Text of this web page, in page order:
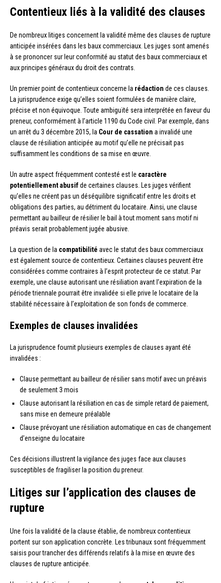
Contentieux liés à la validité des clauses
De nombreux litiges concernent la validité même des clauses de rupture
anticipée insérées dans les baux commerciaux. Les juges sont amenés
à se prononcer sur leur conformité au statut des baux commerciaux et
aux principes généraux du droit des contrats.
Un premier point de contentieux concerne la rédaction de ces clauses.
La jurisprudence exige qu’elles soient formulées de manière claire,
précise et non équivoque. Toute ambiguïté sera interprétée en faveur du
preneur, conformément à l’article 1190 du Code civil. Par exemple, dans
un arrêt du 3 décembre 2015, la Cour de cassation a invalidé une
clause de résiliation anticipée au motif qu’elle ne précisait pas
suffisamment les conditions de sa mise en œuvre.
Un autre aspect fréquemment contesté est le caractère
potentiellement abusifde certaines clauses. Les juges vérifient
qu’elles ne créent pas un déséquilibre significatif entre les droits et
obligations des parties, au détriment du locataire. Ainsi, une clause
permettant au bailleur de résilier le bail à tout moment sans motif ni
préavis serait probablement jugée abusive.
La question de la compatibilité avec le statut des baux commerciaux
est également source de contentieux. Certaines clauses peuvent être
considérées comme contraires à l’esprit protecteur de ce statut. Par
exemple, une clause autorisant une résiliation avant l’expiration de la
période triennale pourrait être invalidée si elle prive le locataire de la
stabilité nécessaire à l’exploitation de son fonds de commerce.
Exemples de clauses invalidées
La jurisprudence fournit plusieurs exemples de clauses ayant été
invalidées :
Clause permettant au bailleur de résilier sans motif avec un préavis
de seulement 3 mois
Clause autorisant la résiliation en cas de simple retard de paiement,
sans mise en demeure préalable
Clause prévoyant une résiliation automatique en cas de changement
d’enseigne du locataire
Ces décisions illustrent la vigilance des juges face aux clauses
susceptibles de fragiliser la position du preneur.
Litiges sur l’application des clauses de
rupture
Une fois la validité de la clause établie, de nombreux contentieux
portent sur son application concrète. Les tribunaux sont fréquemment
saisis pour trancher des différends relatifs à la mise en œuvre des
clauses de rupture anticipée.